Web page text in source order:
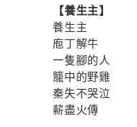
【養生主】
養生主
庖丁解牛
一隻腳的人
籠中的野雞
秦失不哭泣
薪盡火傳